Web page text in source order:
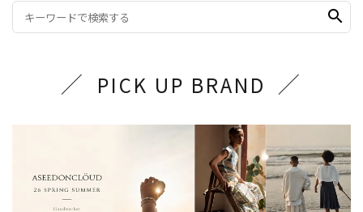
search
PICK UP BRAND